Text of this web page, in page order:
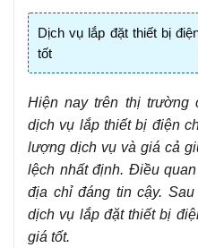
Dịch vụ lắp đặt thiết bị
tốt
Hiện nay trên thị trường
dịch vụ lắp thiết bị điện
lượng dịch vụ và giá cả
lệch nhất định. Điều
địa chỉ đáng tin cậy.
dịch vụ lắp đặt thiết bị
giá tốt.